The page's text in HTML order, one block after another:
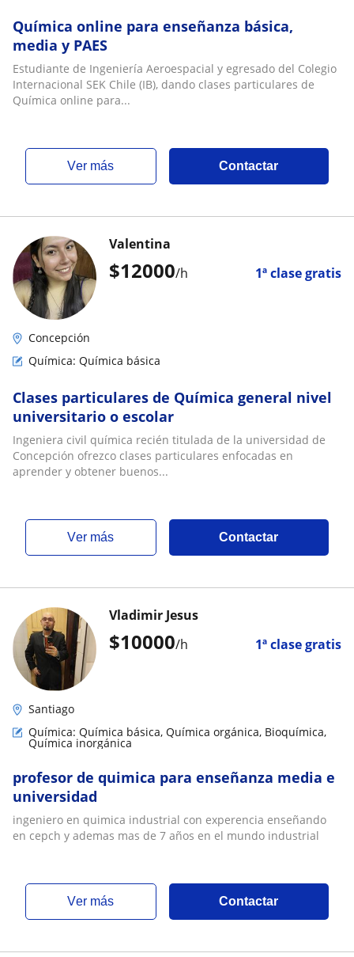
Química online para enseñanza básica,
media y PAES
Estudiante de Ingeniería Aeroespacial y egresado del Colegio
Internacional SEK Chile (IB), dando clases particulares de
Química online para...
ver más Contactar
$12000/h 1ª clase gratis
Valentina
Concepción
Química: Química básica
Clases particulares de Química general nivel
universitario o escolar
Ingeniera civil química recién titulada de la universidad de
Concepción ofrezco clases particulares enfocadas en
aprender y obtener buenos...
ver más Contactar
$10000/h 1ª clase gratis
Vladimir Jesus
Santiago
Química: Química básica, Química orgánica, Bioquímica,
Química inorgánica
profesor de quimica para enseñanza media e
universidad
ingeniero en quimica industrial con experencia enseñando
en cepch y ademas mas de 7 años en el mundo industrial
ver más Contactar